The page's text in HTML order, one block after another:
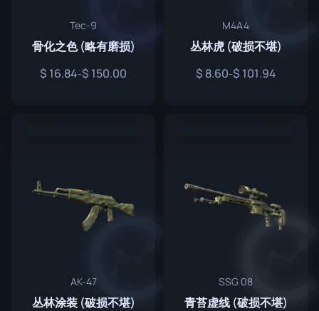
Tec-9
骨化之色 (略有磨损)
16.84- 150.00
M4A4
丛林虎 (破损不堪)
8.60- 101.94
AK-47
丛林涂装 (破损不堪)
SSG 08
青苔虚线 (破损不堪)